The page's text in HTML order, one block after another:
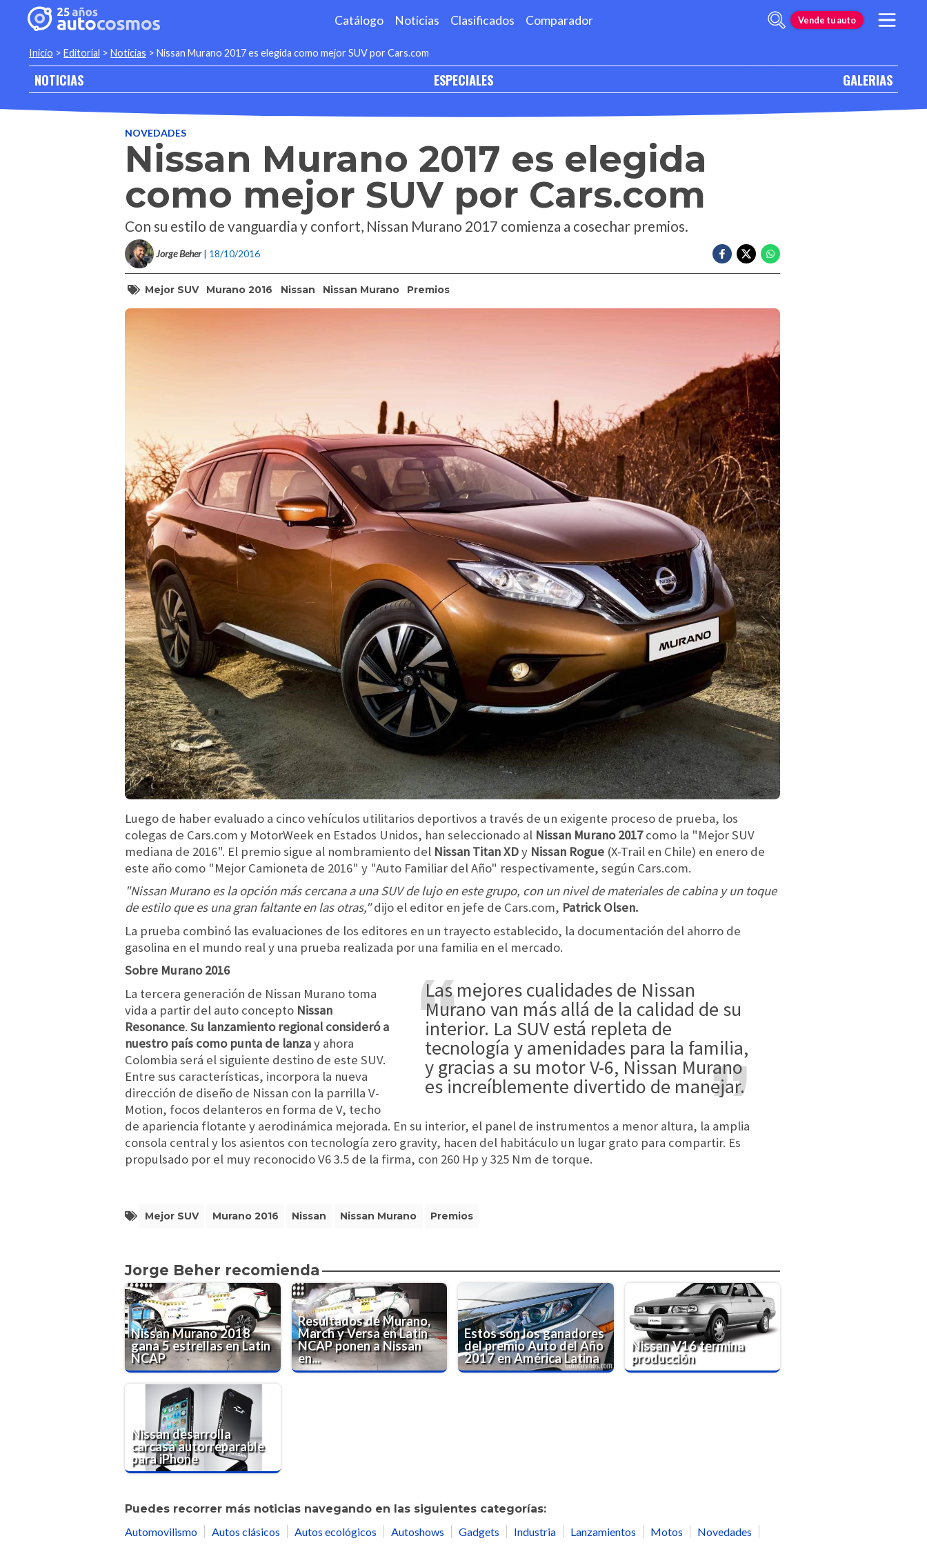
Catálogo Noticias Clasificados Comparador Vende tu auto
Inicio > Editorial > Noticias > Nissan Murano 2017 es elegida como mejor SUV por Cars.com
NOTICIAS ESPECIALES GALERIAS
NOVEDADES
Nissan Murano 2017 es elegida
como mejor SUV por Cars.com
Con su estilo de vanguardia y confort, Nissan Murano 2017 comienza a cosechar premios.
Jorge Beher | 18/10/2016
Mejor SUV Murano 2016 Nissan Nissan Murano Premios
Luego de haber evaluado a cinco vehículos utilitarios deportivos a través de un exigente proceso de prueba, los
colegas de Cars.com y MotorWeek en Estados Unidos, han seleccionado al Nissan Murano 2017como la "Mejor SUV
mediana de 2016". El premio sigue al nombramiento del Nissan Titan XDy Nissan Rogue (X-Trail en Chile) en enero de
este año como "Mejor Camioneta de 2016" y "Auto Familiar del Año" respectivamente, según Cars.com.
"Nissan Murano es la opción más cercana a una SUV de lujo en este grupo, con un nivel de materiales de cabina y un toque
de estilo que es una gran faltante en las otras,"dijo el editor en jefe de Cars.com, Patrick Olsen.
La prueba combinó las evaluaciones de los editores en un trayecto establecido, la documentación del ahorro de
gasolina en el mundo real y una prueba realizada por una familia en el mercado.
Las mejores cualidades de Nissan
Murano van más allá de la calidad de su
interior. La SUV está repleta de
tecnología y amenidades para la familia,
y gracias a su motor V-6, Nissan Murano
es increíblemente divertido de manejar.
Sobre Murano 2016
La tercera generación de Nissan Murano toma
vida a partir del auto concepto Nissan
Resonance. Su lanzamiento regional consideró a
nuestro país como punta de lanzay ahora
Colombia será el siguiente destino de este SUV.
Entre sus características, incorpora la nueva
dirección de diseño de Nissan con la parrilla V-
Motion, focos delanteros en forma de V, techo
de apariencia flotante y aerodinámica mejorada. En su interior, el panel de instrumentos a menor altura, la amplia
consola central y los asientos con tecnología zero gravity, hacen del habitáculo un lugar grato para compartir. Es
propulsado por el muy reconocido V6 3.5 de la firma, con 260 Hp y 325 Nm de torque.
Mejor SUV Murano 2016 Nissan Nissan Murano Premios
Jorge Beher recomienda
Nissan Murano 2018
gana 5 estrellas en Latin
NCAP
Resultados de Murano,
March y Versa en Latin
NCAP ponen a Nissan
en...
Estos son los ganadores
del premio Auto del Año
2017 en América Latina
Nissan V16 termina
producción
Nissan desarrolla
carcasa autorreparable
para iPhone
Puedes recorrer más noticias navegando en las siguientes categorías:
Automovilismo
Autos clásicos Autos ecológicos Autoshows Gadgets Industria Lanzamientos Motos Novedades